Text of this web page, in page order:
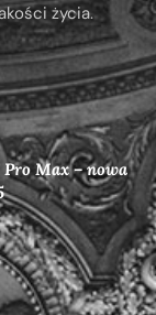
życia.
Pro Max – nowa